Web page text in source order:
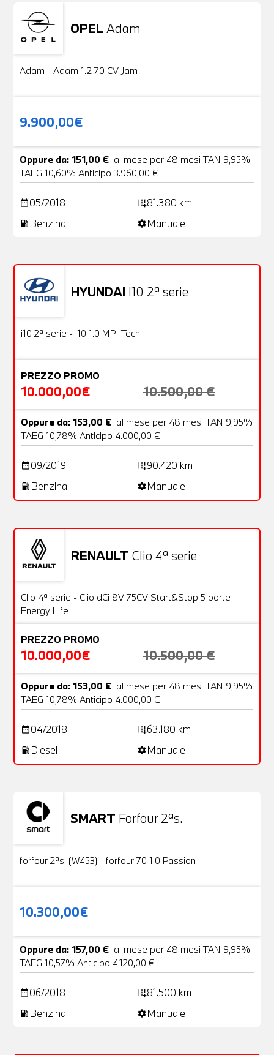
OPELAdam
Usato
Adam - Adam 1.2 70 CV Jam
9.900,00€
Oppure da: 151,00 € al mese per 48 mesi TAN 9,95%
TAEG 10,60% Anticipo 3.960,00 €
date_range05/2018 add_road81.380 km
local_gas_station Benzina settingsManuale
HYUNDAI I10 2ª serie
OFFERTA
Usato
i10 2ª serie - i10 1.0 MPI Tech
PREZZO PROMO
10.000,00€ 10.500,00 €
Oppure da: 153,00 € al mese per 48 mesi TAN 9,95%
TAEG 10,78% Anticipo 4.000,00 €
date_range09/2019 add_road90.420 km
local_gas_station Benzina settingsManuale
RENAULT Clio 4ª serie
OFFERTA
Usato
Clio 4ª serie - Clio dCi 8V 75CV Start&Stop 5 porte
Energy Life
PREZZO PROMO
10.000,00€ 10.500,00 €
Oppure da: 153,00 € al mese per 48 mesi TAN 9,95%
TAEG 10,78% Anticipo 4.000,00 €
date_range04/2018 add_road63.180 km
local_gas_station Diesel settingsManuale
SMART Forfour 2ªs.
Usato
forfour 2ªs. (W453) - forfour 70 1.0 Passion
10.300,00€
Oppure da: 157,00 € al mese per 48 mesi TAN 9,95%
TAEG 10,57% Anticipo 4.120,00 €
date_range06/2018 add_road81.500 km
local_gas_station Benzina settingsManuale